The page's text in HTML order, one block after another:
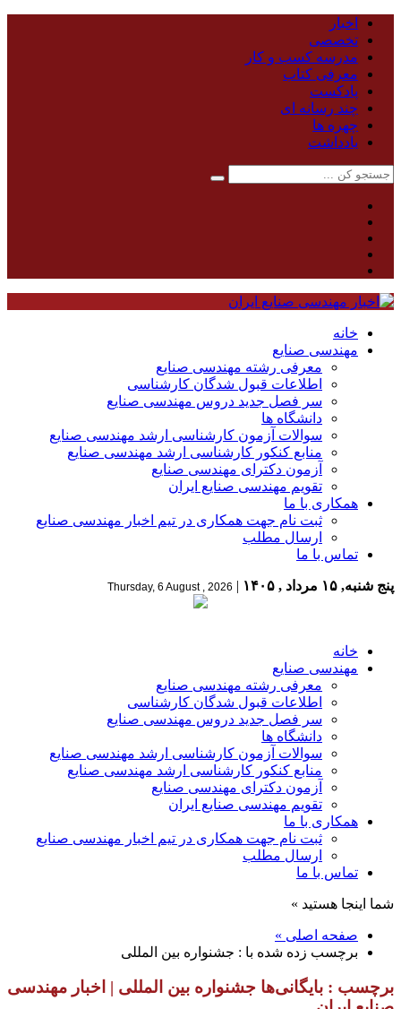
اخبار
تخصصی
مدرسه کسب و کار
معرفی کتاب
پادکست
چند رسانه ای
چهره ها
یادداشت
خانه
مهندسی صنایع
معرفی رشته مهندسی صنایع
اطلاعات قبول شدگان کارشناسی
سر فصل جدید دروس مهندسی صنایع
دانشگاه ها
سوالات آزمون کارشناسی ارشد مهندسی صنایع
منابع کنکور کارشناسی ارشد مهندسی صنایع
آزمون دکترای مهندسی صنایع
تقویم مهندسی صنایع ایران
همکاری با ما
ثبت نام جهت همکاری در تیم اخبار مهندسی صنایع
ارسال مطلب
تماس با ما
پنج شنبه, ۱۵ مرداد , ۱۴۰۵ |
Thursday, 6 August , 2026
خانه
مهندسی صنایع
معرفی رشته مهندسی صنایع
اطلاعات قبول شدگان کارشناسی
سر فصل جدید دروس مهندسی صنایع
دانشگاه ها
سوالات آزمون کارشناسی ارشد مهندسی صنایع
منابع کنکور کارشناسی ارشد مهندسی صنایع
آزمون دکترای مهندسی صنایع
تقویم مهندسی صنایع ایران
همکاری با ما
ثبت نام جهت همکاری در تیم اخبار مهندسی صنایع
ارسال مطلب
تماس با ما
شما اینجا هستید »
صفحه اصلی »
برچسب زده شده با : جشنواره بین المللی
برچسب : بایگانی‌ها جشنواره بین المللی | اخبار مهندسی